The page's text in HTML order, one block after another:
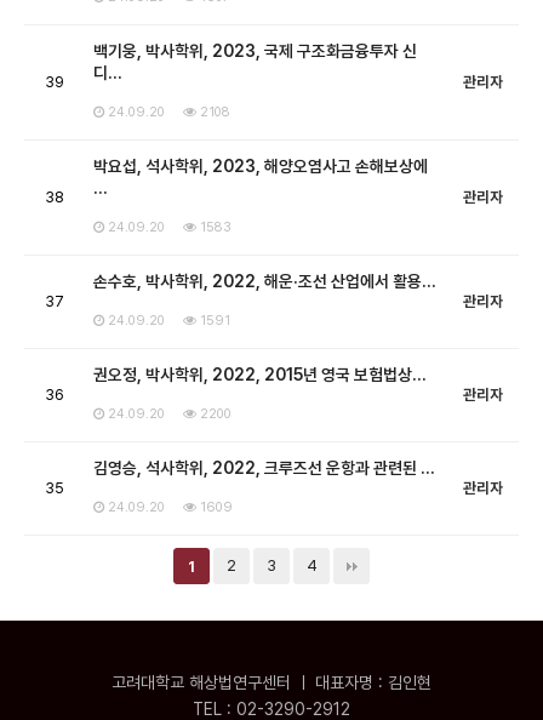
39
백기웅, 박사학위, 2023, 국제 구조화금융투자 신
디…
24.09.20 2108
관리자
38
박요섭, 석사학위, 2023, 해양오염사고 손해보상에
…
24.09.20 1583
관리자
37
손수호, 박사학위, 2022, 해운·조선 산업에서 활용…
24.09.20 1591
관리자
36
권오정, 박사학위, 2022, 2015년 영국 보험법상…
24.09.20 2200
관리자
35
김영승, 석사학위, 2022, 크루즈선 운항과 관련된 …
24.09.20 1609
관리자
1 2 3 4
고려대학교 해상법연구센터 ㅣ 대표자명 : 김인현
TEL : 02-3290-2912